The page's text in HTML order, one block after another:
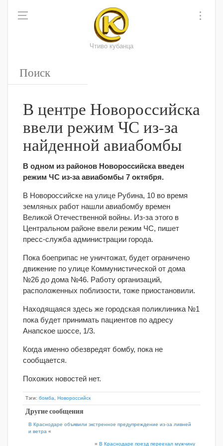
Чтиво кубанца
В центре Новороссийска
ввели режим ЧС из-за
найденной авиабомбы
В одном из районов Новороссийска введен
режим ЧС из-за авиабомбы 7 октября.
В Новороссийске на улице Рубина, 10 во время
земляных работ нашли авиабомбу времен
Великой Отечественной войны. Из-за этого в
Центральном районе ввели режим ЧС, пишет
пресс-служба администрации города.
Пока боеприпас не уничтожат, будет ограничено
движение по улице Коммунистической от дома
№26 до дома №46. Работу организаций,
расположенных поблизости, тоже приостановили.
Находящаяся здесь же городская поликлиника №1
пока будет принимать пациентов по адресу
Анапское шоссе, 1/3.
Когда именно обезвредят бомбу, пока не
сообщается.
Похожих новостей нет.
Тэги: бомба Новороссийск
Другие сообщения
В Краснодаре объявили экстренное предупреждение из-за ливней
и ветра «
» В Краснодаре поезд переехал мужчину